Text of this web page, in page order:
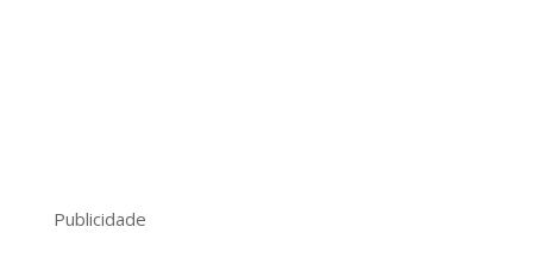
Publicidade